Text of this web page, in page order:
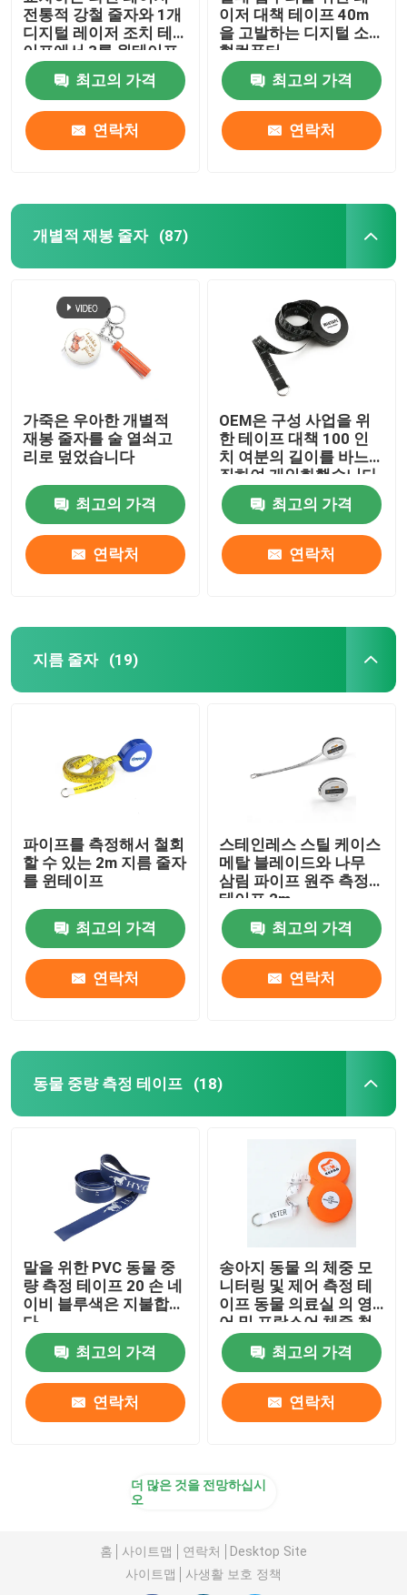
전통적 강철 줄자와 1개
디지털 레이저 조치 테
이프에서 3를 윈테이프
최고의 가격
연락처
이저 대책 테이프 40m
을 고발하는 디지털 소
형컴퓨터
최고의 가격
연락처
개별적 재봉 줄자 (87)
가죽은 우아한 개별적
재봉 줄자를 술 열쇠고
리로 덮었습니다
최고의 가격
연락처
OEM은 구성 사업을 위
한 테이프 대책 100 인
치 여분의 길이를 바느
질하여 개인화했습니다
최고의 가격
연락처
지름 줄자 (19)
파이프를 측정해서 철회
할 수 있는 2m 지름 줄자
를 윈테이프
최고의 가격
연락처
스테인레스 스틸 케이스
메탈 블레이드와 나무
삼림 파이프 원주 측정
테이프 2m
최고의 가격
연락처
동물 중량 측정 테이프 (18)
말을 위한 PVC 동물 중
량 측정 테이프 20 손 네
이비 블루색은 지불합니
다
최고의 가격
연락처
송아지 동물 의 체중 모
니터링 및 제어 측정 테
이프 동물 의료실 의 영
어 및 프랑스어 체중 척
도
최고의 가격
연락처
더 많은 것을 전망하십시
오
홈 사이트맵 연락처
Desktop Site
사이트맵
사생활 보호 정책